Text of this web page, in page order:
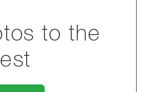
to the